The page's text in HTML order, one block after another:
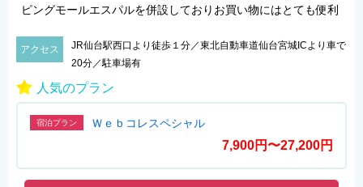
ピングモールエスパルを併設しておりお買い物にはとても便利
アクセス
JR仙台駅西口より徒歩１分／東北自動車道仙台宮城ICより車で
20分／駐車場有
人気のプラン
宿泊プラン Ｗｅｂコレスペシャル
7,900円〜27,200円